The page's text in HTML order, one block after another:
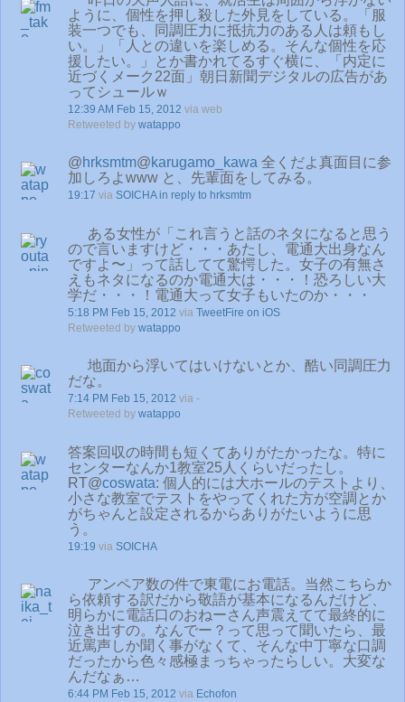
ように、個性を押し殺した外見をしている。「服
装一つでも、同調圧力に抵抗力のある人は頼もし
い。」「人との違いを楽しめる。そんな個性を応
援したい。」とか書かれてるすぐ横に、「内定に
近づくメーク22面」朝日新聞デジタルの広告があ
ってシュールｗ
12:39 AM Feb 15, 2012 via web
Retweeted by watappo
@hrksmtm@karugamo_kawa 全くだよ真面目に参
加しろよwww と、先輩面をしてみる。
19:17 via SOICHA in reply to hrksmtm
ある女性が「これ言うと話のネタになると思う
ので言いますけど・・・あたし、電通大出身なん
ですよ〜」って話してて驚愕した。女子の有無さ
えもネタになるのか電通大は・・・！恐ろしい大
学だ・・・！電通大って女子もいたのか・・・
5:18 PM Feb 15, 2012 via TweetFire on iOS
Retweeted by watappo
地面から浮いてはいけないとか、酷い同調圧力
だな。
7:14 PM Feb 15, 2012 via -
Retweeted by watappo
答案回収の時間も短くてありがたかったな。特に
センターなんか1教室25人くらいだったし。
RT@coswata: 個人的には大ホールのテストより、
小さな教室でテストをやってくれた方が空調とか
がちゃんと設定されるからありがたいように思
う。
19:19 via SOICHA
アンペア数の件で東電にお電話。当然こちらか
ら依頼する訳だから敬語が基本になるんだけど、
明らかに電話口のおねーさん声震えてて最終的に
泣き出すの。なんでー？って思って聞いたら、最
近罵声しか聞く事がなくて、そんな中丁寧な口調
だったから色々感極まっちゃったらしい。大変な
んだなぁ…
6:44 PM Feb 15, 2012 via Echofon